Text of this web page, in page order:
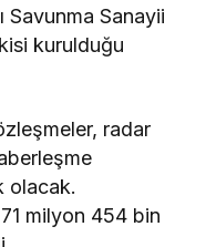
Savunma Sanayii
kurulduğu
radar
olacak.
milyon 454 bin